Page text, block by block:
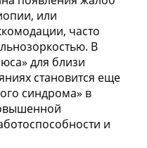
или
часто
В
для близи
становится еще
синдрома» в
и